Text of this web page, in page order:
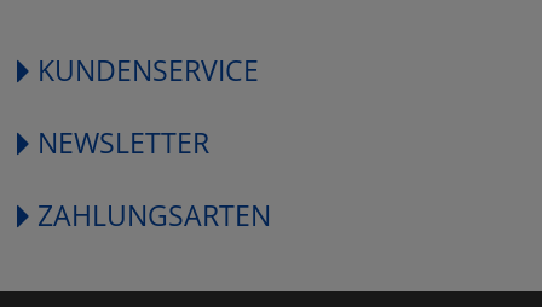
KUNDENSERVICE
NEWSLETTER
ZAHLUNGSARTEN